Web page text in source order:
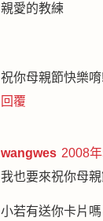
親愛的教練
祝你母親節快樂唷
回覆
wangwes 2008
我也要來祝你母
小若有送你卡片嗎